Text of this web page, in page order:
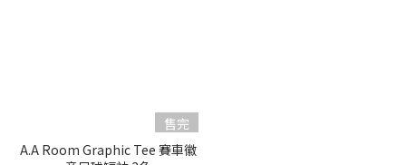
售完
A.A Room Graphic Tee 賽車徽